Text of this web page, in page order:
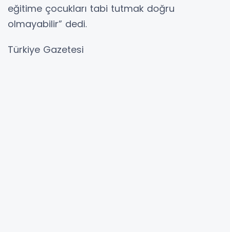
eğitime çocukları tabi tutmak doğru
olmayabilir” dedi.
Türkiye Gazetesi